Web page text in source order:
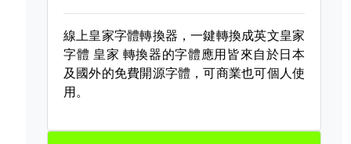
線上皇家字體轉換器，一鍵轉換成英文皇家
字體 皇家 轉換器的字體應用皆來自於日本
及國外的免費開源字體，可商業也可個人使
用。